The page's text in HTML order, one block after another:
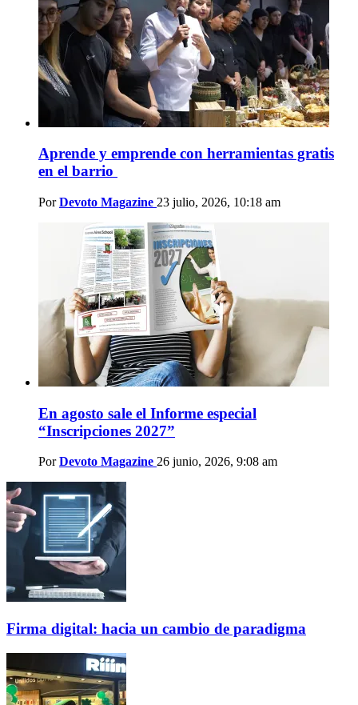
Aprende y emprende con herramientas gratis
en el barrio
Por Devoto Magazine 23 julio, 2026, 10:18 am
En agosto sale el Informe especial
“Inscripciones 2027”
Por Devoto Magazine 26 junio, 2026, 9:08 am
Firma digital: hacia un cambio de paradigma